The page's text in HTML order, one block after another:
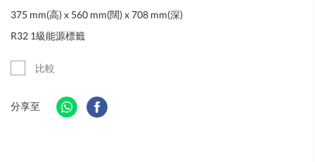
375 mm(高) x 560 mm(闊) x 708 mm(深)
R32 1級能源標籤
比較
分享至